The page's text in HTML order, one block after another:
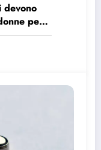
devono
per
cuore